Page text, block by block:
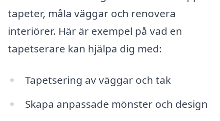
tapeter, måla väggar och renovera
interiörer. Här är exempel på vad en
tapetserare kan hjälpa dig med:
Tapetsering av väggar och tak
Skapa anpassade mönster och design